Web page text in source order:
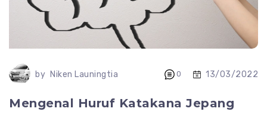
by Niken Launingtia 0 13/03/2022
Mengenal Huruf Katakana Jepang